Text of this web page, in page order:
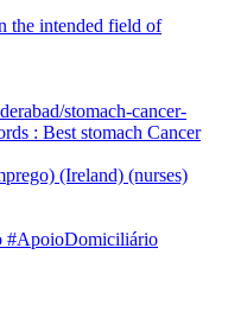
the intended field of
stomach-cancer-
: Best stomach Cancer
(Ireland) (nurses)
#ApoioDomiciliário